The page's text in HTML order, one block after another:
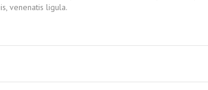
venenatis ligula.